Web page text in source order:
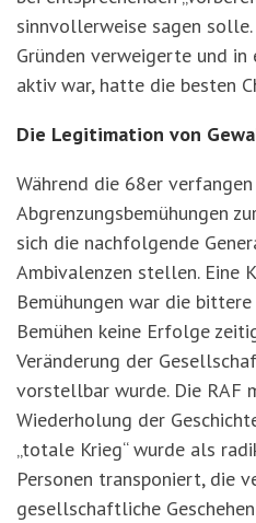
sinnvollerweise sagen
Gründen verweigerte und in
aktiv war, hatte die besten
Die Legitimation von
Während die 68er
Abgrenzungsbemühungen
sich die nachfolgende
Ambivalenzen stellen. Eine
Bemühungen war die bittere
Bemühen keine Erfolge
Veränderung der
vorstellbar wurde. Die RAF
Wiederholung der
„totale Krieg“ wurde als
Personen transponiert, die
gesellschaftliche